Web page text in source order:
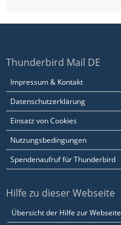
Thunderbird Mail DE
Impressum & Kontakt
Datenschutzerklärung
Einsatz von Cookies
Nutzungsbedingungen
Spendenaufruf für Thunderbird
Hilfe zu dieser Webseite
Übersicht der Hilfe zur Webseite